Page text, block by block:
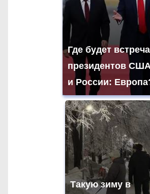
Где будет встреча
президентов
и России:
Такую зиму в